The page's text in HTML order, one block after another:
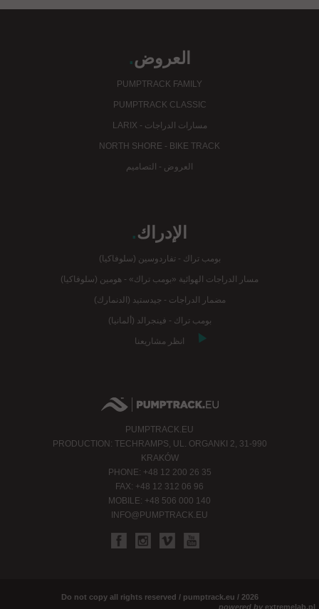
العروض.
PUMPTRACK FAMILY
PUMPTRACK CLASSIC
مسارات الدراجات - LARIX
NORTH SHORE - BIKE TRACK
العروض - التصاميم
الإدراك.
بومب تراك - تفاردوسين (سلوفاكيا)
مسار الدراجات الهوائية «بومب تراك» - هومين (سلوفاكيا)
مضمار الدراجات - جيدستيد (الدنمارك)
بومب تراك - فينجرالد (ألمانيا)
انظر مشاريعنا
PUMPTRACK.EU
PRODUCTION: TECHRAMPS, UL. ORGANKI 2, 31-990
KRAKÓW
PHONE: +48 12 200 26 35
FAX: +48 12 312 06 96
MOBILE: +48 506 000 140
INFO@PUMPTRACK.EU
Do not copy all rights reserved / pumptrack.eu / 2026
powered by extremelab.pl